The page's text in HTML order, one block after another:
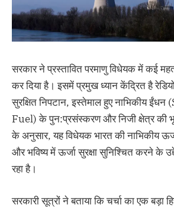
सरकार ने प्रस्तावित परमाणु विधेयक में कई
कर दिया है। इसमें प्रमुख ध्यान केंद्रित है
सुरक्षित निपटान, इस्तेमाल हुए नाभिकीय
Fuel) के पुन:प्रसंस्करण और निजी क्षेत्र की
के अनुसार, यह विधेयक भारत की नाभिकीय
और भविष्य में ऊर्जा सुरक्षा सुनिश्चित करने के
रहा है।
सरकारी सूत्रों ने बताया कि चर्चा का एक बड़ा